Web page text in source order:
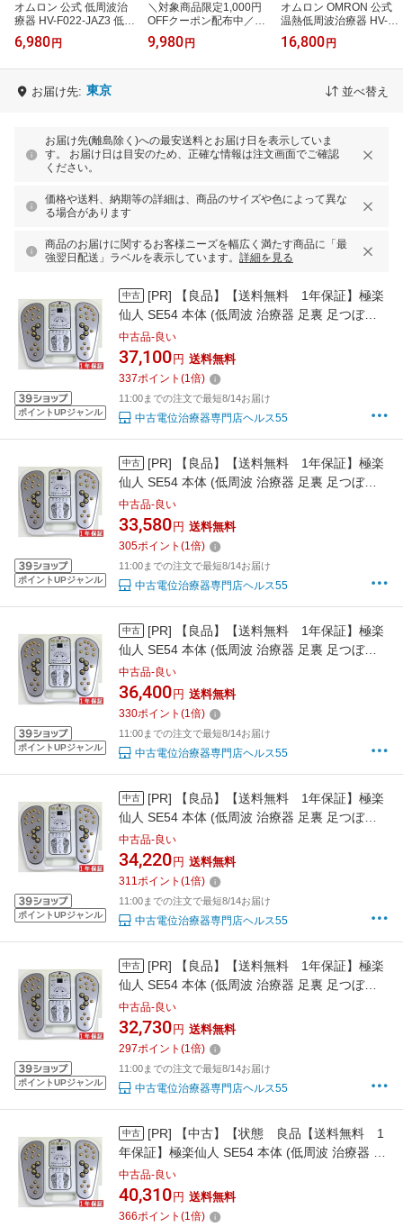
オムロン 公式 低周波治
療器 HV-F022-JAZ3 低周
波 コンパクト 小型 セル
フ 家庭用 簡単操作 血行
6,980 円
＼対象商品限定1,000円
OFFクーポン配布中／オ
ムロン 公式 低周波治療
器 HV-F230-JAZ3 かんた
9,980 円
オムロン OMRON 公式
温熱低周波治療器 HV-
F312 低周波治療器 温熱
治療器 電気治療 温熱 温
16,800 円
お届け先: 東京 並べ替え
お届け先(離島除く)への最安送料とお届け日を表示していま
す。 お届け日は目安のため、正確な情報は注文画面でご確認
ください。
価格や送料、納期等の詳細は、商品のサイズや色によって異な
る場合があります
商品のお届けに関するお客様ニーズを幅広く満たす商品に「最
強翌日配送」ラベルを表示しています。 詳細を見る
ポイントUPジャンル
中古 [PR]
【良品】【送料無料 1年保証】極楽
仙人 SE54 本体 (低周波 治療器 足裏 足つぼ
楽天市場限定特価 国内最安値級価格 品0625
中古品-良い
37,100 円 送料無料
337ポイント (1倍)
11:00までの注文で最短8/14お届け
中古電位治療器専門店ヘルス55
ポイントUPジャンル
中古 [PR]
【良品】【送料無料 1年保証】極楽
仙人 SE54 本体 (低周波 治療器 足裏 足つぼ
楽天市場限定特価 国内最安値級価格 品0624
中古品-良い
33,580 円 送料無料
305ポイント (1倍)
11:00までの注文で最短8/14お届け
中古電位治療器専門店ヘルス55
ポイントUPジャンル
中古 [PR]
【良品】【送料無料 1年保証】極楽
仙人 SE54 本体 (低周波 治療器 足裏 足つぼ
楽天市場限定特価 国内最安値級価格 品0626
中古品-良い
36,400 円 送料無料
330ポイント (1倍)
11:00までの注文で最短8/14お届け
中古電位治療器専門店ヘルス55
ポイントUPジャンル
中古 [PR]
【良品】【送料無料 1年保証】極楽
仙人 SE54 本体 (低周波 治療器 足裏 足つぼ
楽天市場限定特価 国内最安値級価格 品
中古品-良い
34,220 円 送料無料
311ポイント (1倍)
11:00までの注文で最短8/14お届け
中古電位治療器専門店ヘルス55
ポイントUPジャンル
中古 [PR]
【良品】【送料無料 1年保証】極楽
仙人 SE54 本体 (低周波 治療器 足裏 足つぼ
楽天市場限定特価 国内最安値級価格 品0625
中古品-良い
32,730 円 送料無料
297ポイント (1倍)
11:00までの注文で最短8/14お届け
中古電位治療器専門店ヘルス55
中古 [PR]
【中古】【状態 良品【送料無料 1
年保証】極楽仙人 SE54 本体 (低周波 治療器 足
裏 足つぼ 楽天市場限定特価 国内最安値級価
格 品108
中古品-良い
40,310 円 送料無料
366ポイント (1倍)